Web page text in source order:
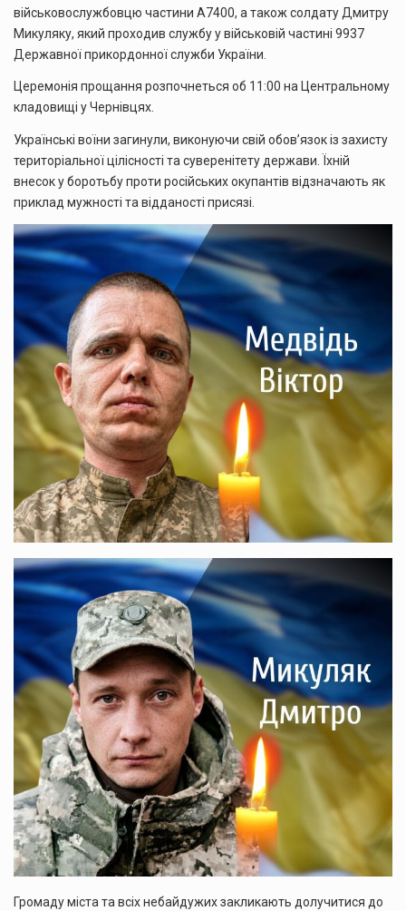
військовослужбовцю частини А7400, а також солдату Дмитру
Микуляку, який проходив службу у військовій частині 9937
Державної прикордонної служби України.
Церемонія прощання розпочнеться об 11:00 на Центральному
кладовищі у Чернівцях.
Українські воїни загинули, виконуючи свій обов’язок із захисту
територіальної цілісності та суверенітету держави. Їхній
внесок у боротьбу проти російських окупантів відзначають як
приклад мужності та відданості присязі.
Громаду міста та всіх небайдужих закликають долучитися до